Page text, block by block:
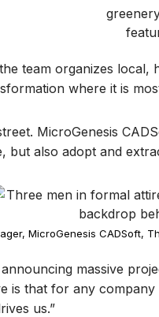
team organizes
where it is
MicroGenesis
but also adopt and
MicroGenesis CADSoft,
massive
is that for any
us.”